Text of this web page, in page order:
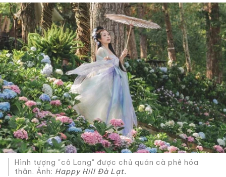
Hình tượng "cô Long" được chủ quán cà phê hóa
thân. Ảnh: Happy Hill Đà Lạt.